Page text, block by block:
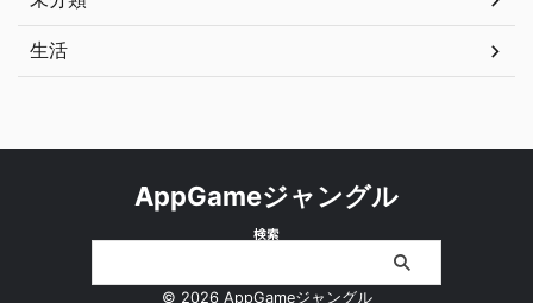
生活
AppGameジャングル
検索
© 2026 AppGameジャングル